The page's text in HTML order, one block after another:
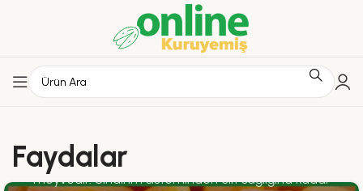
Faydalar
Kuru kayısı, birçok sağlık faydasıyla bilinen besleyici bir
meyvedir. Sindirim sisteminden cilt sağlığına kadar